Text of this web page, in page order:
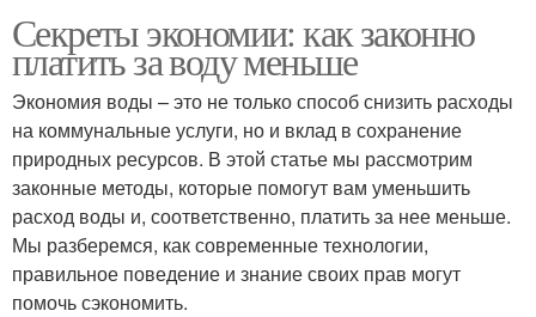
Секреты экономии: как законно
платить за воду меньше
Экономия воды – это не только способ снизить расходы
на коммунальные услуги, но и вклад в сохранение
природных ресурсов. В этой статье мы рассмотрим
законные методы, которые помогут вам уменьшить
расход воды и, соответственно, платить за нее меньше.
Мы разберемся, как современные технологии,
правильное поведение и знание своих прав могут
помочь сэкономить.